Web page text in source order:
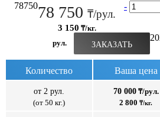
7875078 750 ₸/рул.
3 150 ₸/кг.
-
рул. ЗАКАЗАТЬ
Количество Ваша цена
от 2 рул.
(от 50 кг.)
70 000₸/рул.
2 800 ₸/кг.